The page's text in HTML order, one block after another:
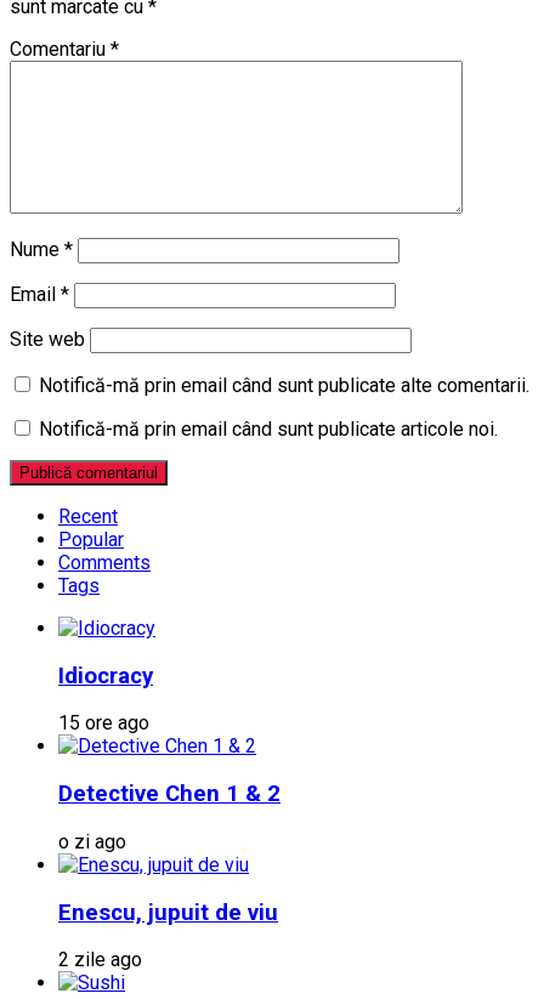
sunt marcate cu *
Comentariu *
Nume *
Email *
Site web
Notifică-mă prin email când sunt publicate alte comentarii.
Notifică-mă prin email când sunt publicate articole noi.
Recent
Popular
Comments
Tags
Idiocracy
15 ore ago
Detective Chen 1 & 2
o zi ago
Enescu, jupuit de viu
2 zile ago